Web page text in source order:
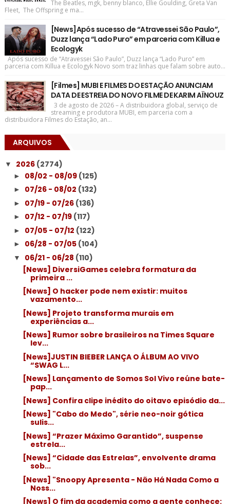
The Beatles, mgk, benny blanco, Ellie Goulding, Greta Van
Fleet, The Offspring e ma...
[News]Após sucesso de “Atravessei São Paulo”,
Duzz lança “Lado Puro” em parceria com Killua e
Ecologyk
Após sucesso de “Atravessei São Paulo”, Duzz lança “Lado Puro” em
parceria com Killua e Ecologyk Novo som traz linhas que falam sobre auto...
[Filmes] MUBI E FILMES DO ESTAÇÃO ANUNCIAM
DATA DE ESTREIA DO NOVO FILME DE KARIM AÏNOUZ
3 de agosto de 2026 – A distribuidora global, serviço de
streaming e produtora MUBI, em parceria com a
distribuidora Filmes do Estação, an...
ARQUIVOS
▼ 2026 (2774)
► 08/02 - 08/09 (125)
► 07/26 - 08/02 (132)
► 07/19 - 07/26 (136)
► 07/12 - 07/19 (117)
► 07/05 - 07/12 (122)
► 06/28 - 07/05 (104)
▼ 06/21 - 06/28 (110)
[News] DiversiGames celebra formatura da
primeira ...
[News] O hacker pode nem existir: muitos
vazamento...
[News] Projeto transforma murais em
experiências a...
[News] Rumor sobre brasileiros na Times Square
lev...
[News]JUSTIN BIEBER LANÇA O ÁLBUM AO VIVO
“SWAG L...
[News] Lançamento de Somos Sol Vivo reúne bate-
pap...
[News] Confira clipe inédito do oitavo episódio da...
[News] "Cabo do Medo", série neo-noir gótica
sulis...
[News] “Prazer Máximo Garantido”, suspense
estrela...
[News] “Cidade das Estrelas”, envolvente drama
sob...
[News] "Snoopy Apresenta - Não Há Nada Como a
Noss...
[News] O fim da academia como a gente conhece: